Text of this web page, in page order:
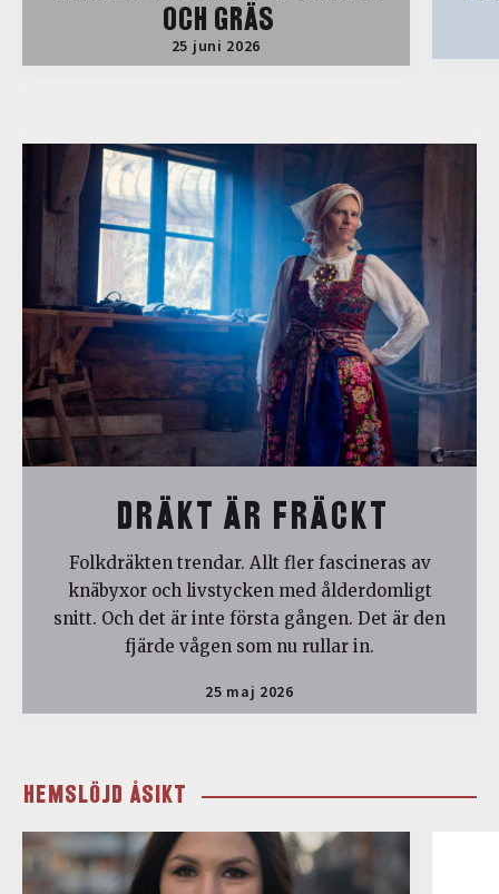
OCH GRÄS
25 juni 2026
DRÄKT ÄR FRÄCKT
Folkdräkten trendar. Allt fler fascineras av
knäbyxor och livstycken med ålderdomligt
snitt. Och det är inte första gången. Det är den
fjärde vågen som nu rullar in.
25 maj 2026
HEMSLÖJD ÅSIKT